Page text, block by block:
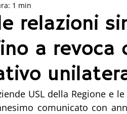
relazioni
a revoca
1 min
USL della Regione e
comunicato con